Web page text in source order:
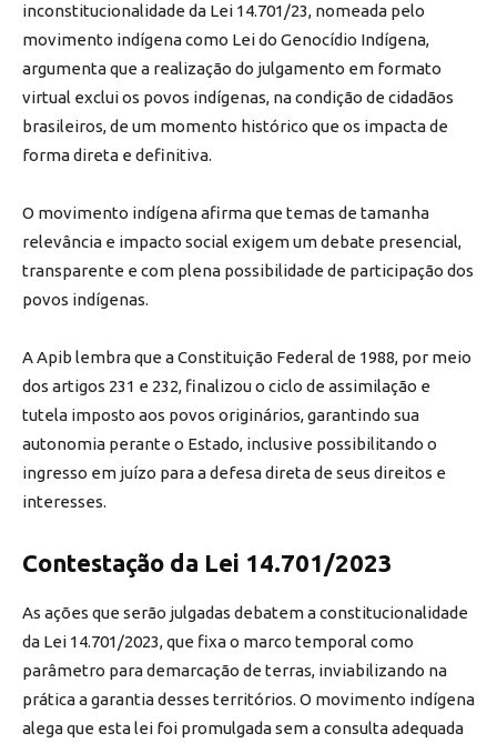
inconstitucionalidade da Lei 14.701/23, nomeada pelo
movimento indígena como Lei do Genocídio Indígena,
argumenta que a realização do julgamento em formato
virtual exclui os povos indígenas, na condição de cidadãos
brasileiros, de um momento histórico que os impacta de
forma direta e definitiva.
O movimento indígena afirma que temas de tamanha
relevância e impacto social exigem um debate presencial,
transparente e com plena possibilidade de participação dos
povos indígenas.
A Apib lembra que a Constituição Federal de 1988, por meio
dos artigos 231 e 232, finalizou o ciclo de assimilação e
tutela imposto aos povos originários, garantindo sua
autonomia perante o Estado, inclusive possibilitando o
ingresso em juízo para a defesa direta de seus direitos e
interesses.
Contestação da Lei 14.701/2023
As ações que serão julgadas debatem a constitucionalidade
da Lei 14.701/2023, que fixa o marco temporal como
parâmetro para demarcação de terras, inviabilizando na
prática a garantia desses territórios. O movimento indígena
alega que esta lei foi promulgada sem a consulta adequada